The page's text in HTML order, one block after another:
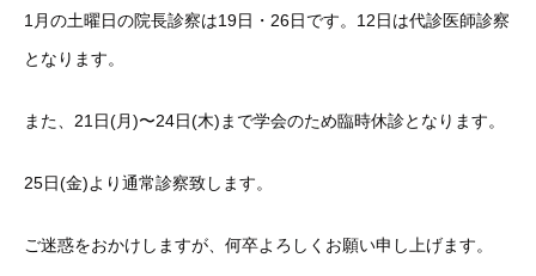
1月の土曜日の院長診察は19日・26日です。12日は代診医師診察
となります。
また、21日(月)〜24日(木)まで学会のため臨時休診となります。
25日(金)より通常診察致します。
ご迷惑をおかけしますが、何卒よろしくお願い申し上げます。